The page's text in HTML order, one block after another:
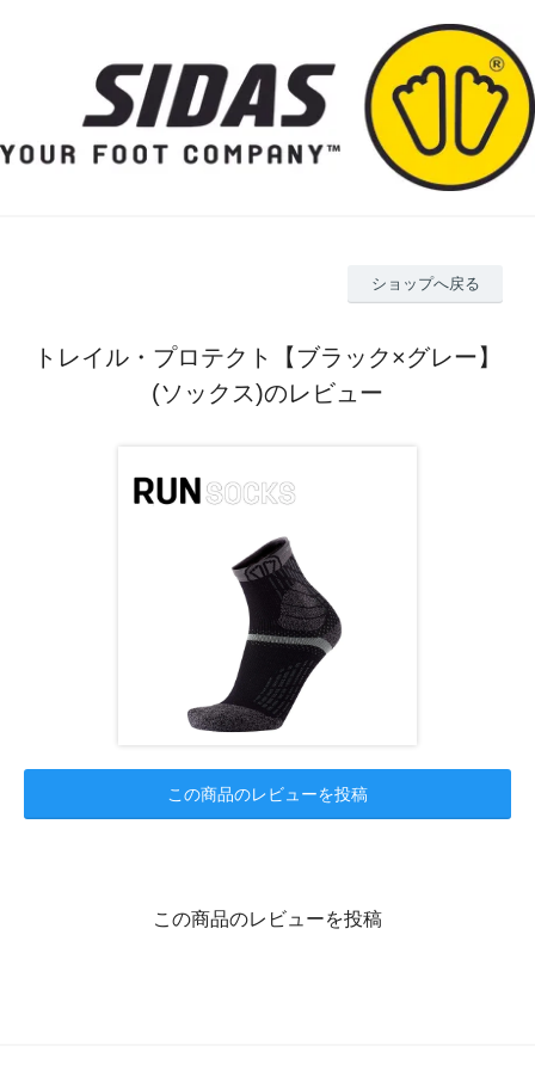
ショップへ戻る
トレイル・プロテクト【ブラック×グレー】
(ソックス)のレビュー
この商品のレビューを投稿
この商品のレビューを投稿